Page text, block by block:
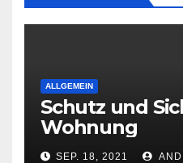
ALLGEMEIN
Schutz und
Wohnung
SEP. 18, 2021